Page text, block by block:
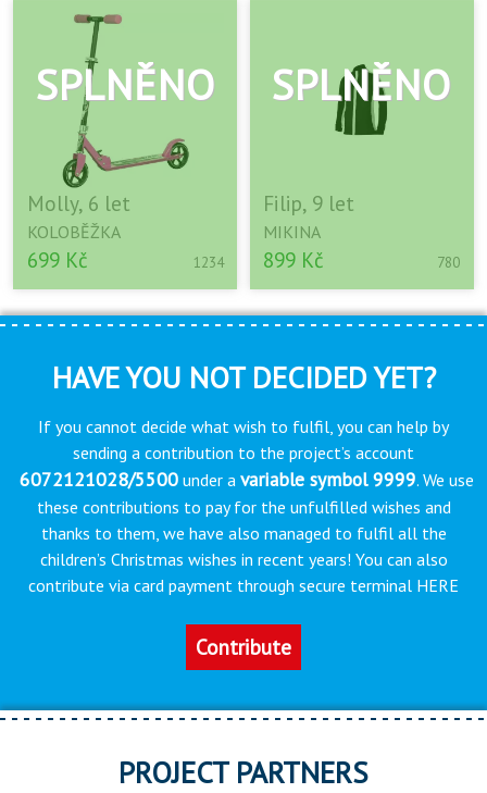
Molly, 6 let
KOLOBĚŽKA
699 Kč 1234
Filip, 9 let
MIKINA
899 Kč 780
HAVE YOU NOT DECIDED YET?
If you cannot decide what wish to fulfil, you can help by
sending a contribution to the project’s account
6072121028/5500under a variable symbol 9999. We use
these contributions to pay for the unfulfilled wishes and
thanks to them, we have also managed to fulfil all the
children’s Christmas wishes in recent years! You can also
contribute via card payment through secure terminal HERE
Contribute
PROJECT PARTNERS